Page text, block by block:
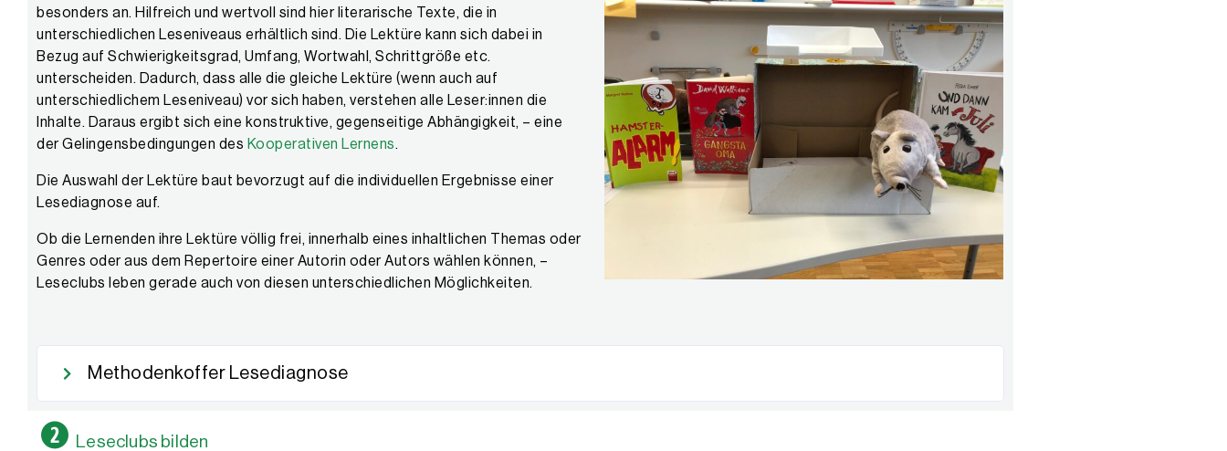
besonders an. Hilfreich und wertvoll sind hier literarische Texte, die in
unterschiedlichen Leseniveaus erhältlich sind. Die Lektüre kann sich dabei in
Bezug auf Schwierigkeitsgrad, Umfang, Wortwahl, Schrittgröße etc.
unterscheiden. Dadurch, dass alle die gleiche Lektüre (wenn auch auf
unterschiedlichem Leseniveau) vor sich haben, verstehen alle Leser:innen die
Inhalte. Daraus ergibt sich eine konstruktive, gegenseitige Abhängigkeit, – eine
der Gelingensbedingungen des Kooperativen Lernens.
Die Auswahl der Lektüre baut bevorzugt auf die individuellen Ergebnisse einer
Lesediagnose auf.
Ob die Lernenden ihre Lektüre völlig frei, innerhalb eines inhaltlichen Themas oder
Genres oder aus dem Repertoire einer Autorin oder Autors wählen können, –
Leseclubs leben gerade auch von diesen unterschiedlichen Möglichkeiten.
Methodenkoffer Lesediagnose
Leseclubs bilden